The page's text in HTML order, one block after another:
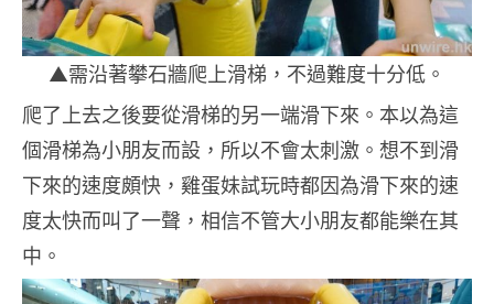
▲需沿著攀石牆爬上滑梯，不過難度十分低。
爬了上去之後要從滑梯的另一端滑下來。本以為這
個滑梯為小朋友而設，所以不會太刺激。想不到滑
下來的速度頗快，雞蛋妹試玩時都因為滑下來的速
度太快而叫了一聲，相信不管大小朋友都能樂在其
中。